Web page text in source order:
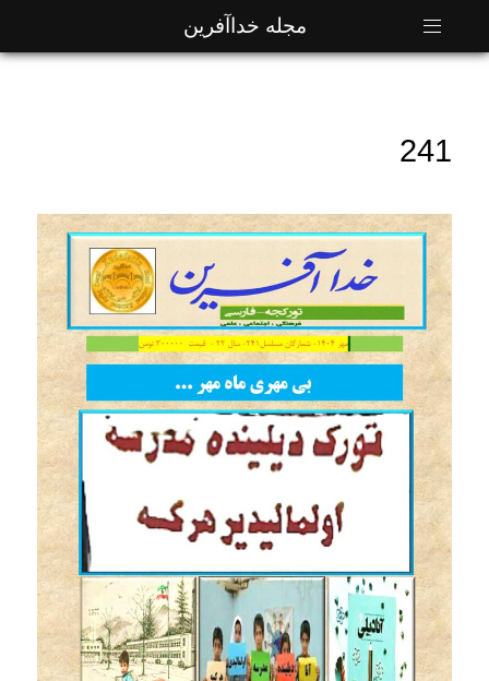
مجله خداآفرین
241